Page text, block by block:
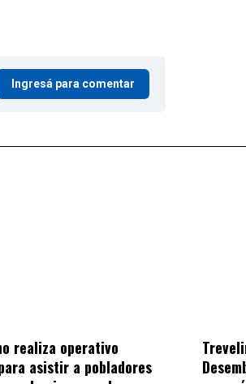
Ingresá para comentar
realiza operativo
asistir a pobladores